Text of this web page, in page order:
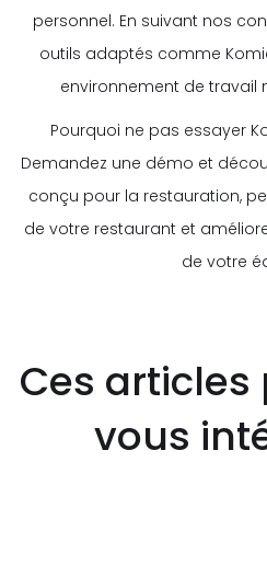
personnel. En suivant nos
outils adaptés comme
environnement de travail
Pourquoi ne pas essayer
Demandez une démo et
conçu pour la restauration,
de votre restaurant et
de votre
Ces
vous